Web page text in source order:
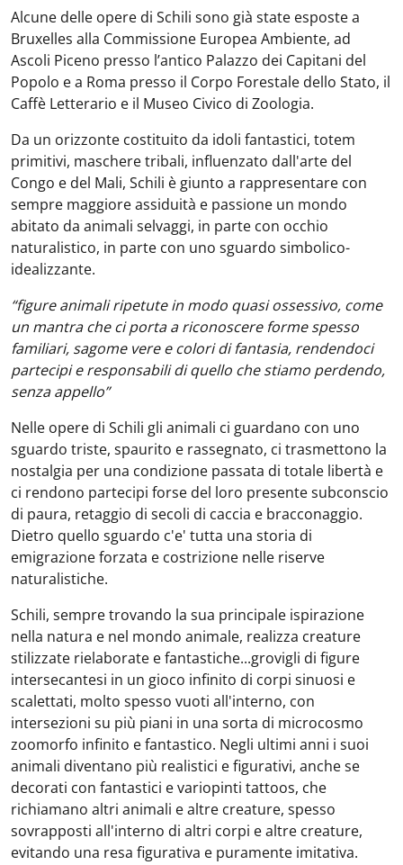
Alcune delle opere di Schili sono già state esposte a
Bruxelles alla Commissione Europea Ambiente, ad
Ascoli Piceno presso l’antico Palazzo dei Capitani del
Popolo e a Roma presso il Corpo Forestale dello Stato, il
Caffè Letterario e il Museo Civico di Zoologia.
Da un orizzonte costituito da idoli fantastici, totem
primitivi, maschere tribali, influenzato dall'arte del
Congo e del Mali, Schili è giunto a rappresentare con
sempre maggiore assiduità e passione un mondo
abitato da animali selvaggi, in parte con occhio
naturalistico, in parte con uno sguardo simbolico-
idealizzante.
“figure animali ripetute in modo quasi ossessivo, come
un mantra che ci porta a riconoscere forme spesso
familiari, sagome vere e colori di fantasia, rendendoci
partecipi e responsabili di quello che stiamo perdendo,
senza appello”
Nelle opere di Schili gli animali ci guardano con uno
sguardo triste, spaurito e rassegnato, ci trasmettono la
nostalgia per una condizione passata di totale libertà e
ci rendono partecipi forse del loro presente subconscio
di paura, retaggio di secoli di caccia e bracconaggio.
Dietro quello sguardo c'e' tutta una storia di
emigrazione forzata e costrizione nelle riserve
naturalistiche.
Schili, sempre trovando la sua principale ispirazione
nella natura e nel mondo animale, realizza creature
stilizzate rielaborate e fantastiche...grovigli di figure
intersecantesi in un gioco infinito di corpi sinuosi e
scalettati, molto spesso vuoti all'interno, con
intersezioni su più piani in una sorta di microcosmo
zoomorfo infinito e fantastico. Negli ultimi anni i suoi
animali diventano più realistici e figurativi, anche se
decorati con fantastici e variopinti tattoos, che
richiamano altri animali e altre creature, spesso
sovrapposti all'interno di altri corpi e altre creature,
evitando una resa figurativa e puramente imitativa.